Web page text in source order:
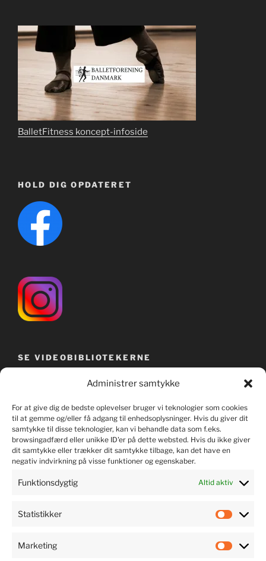
Administrer samtykke
For at give dig de bedste oplevelser bruger vi teknologier som cookies
til at gemme og/eller få adgang til enhedsoplysninger. Hvis du giver dit
samtykke til disse teknologier, kan vi behandle data som f.eks.
browsingadfærd eller unikke ID'er på dette websted. Hvis du ikke giver
dit samtykke eller trækker dit samtykke tilbage, kan det have en
negativ indvirkning på visse funktioner og egenskaber.
Funktionsdygtig Altid aktiv
Statistikker
Marketing
BalletFitness koncept-infoside
HOLD DIG OPDATERET
SE VIDEOBIBLIOTEKERNE